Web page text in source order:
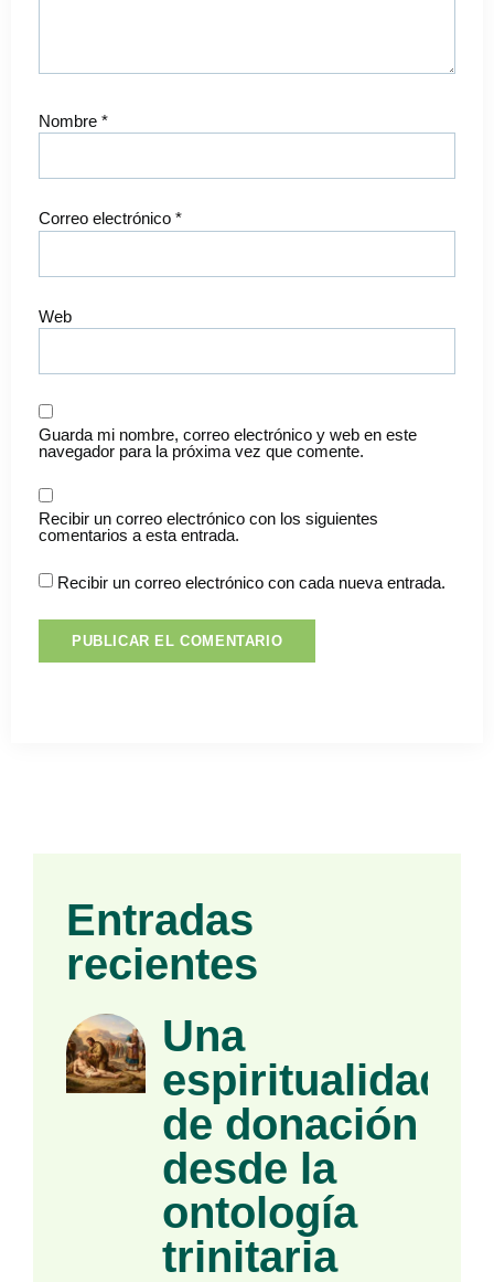
Nombre *
Correo electrónico *
Web
Guarda mi nombre, correo electrónico y web en este
navegador para la próxima vez que comente.
Recibir un correo electrónico con los siguientes
comentarios a esta entrada.
Recibir un correo electrónico con cada nueva entrada.
Entradas
recientes
Una
espiritualidad
de donación
desde la
ontología
trinitaria